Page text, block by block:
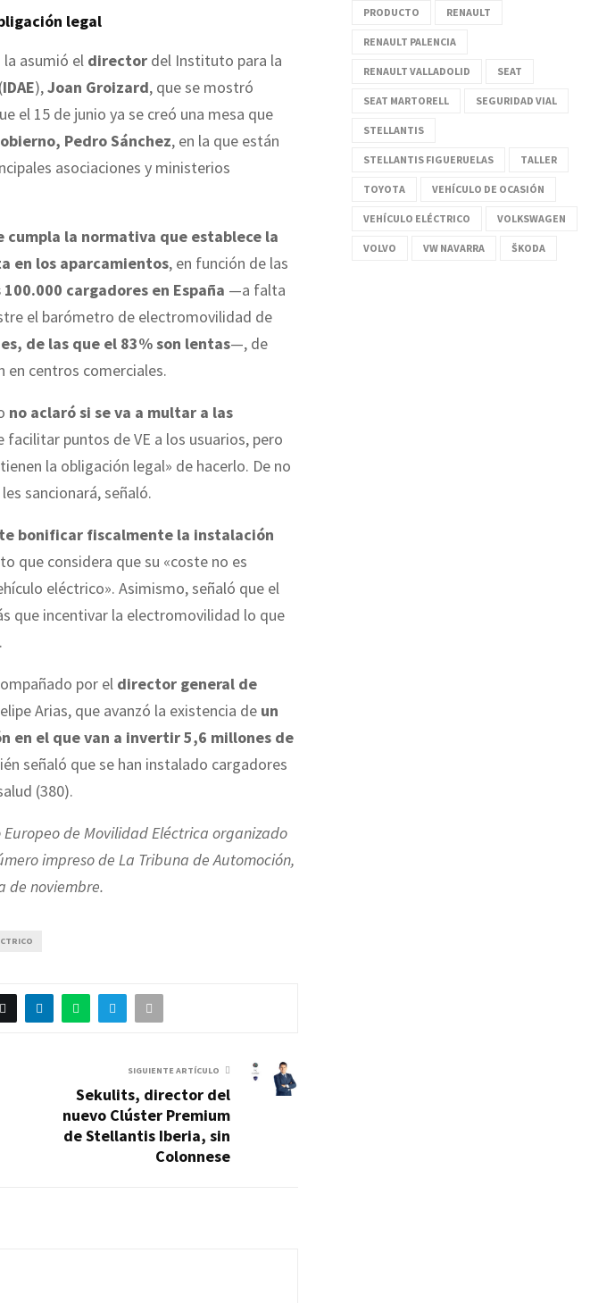
legal
asumió el director del Instituto para la
IDAE),Joan Groizard, que se mostró
el 15 de junio ya se creó una mesa que
Pedro Sánchez, en la que están
asociaciones y ministerios
cumpla la normativa que establece la
en los aparcamientos, en función de las
cargadores en España —a falta
el barómetro de electromovilidad de
de las que el 83% son lentas—, de
en centros comerciales.
no aclaró si se va a multar a las
facilitar puntos de VE a los usuarios, pero
la obligación legal» de hacerlo. De no
sancionará, señaló.
bonificar fiscalmente la instalación
que considera que su «coste no es
eléctrico». Asimismo, señaló que el
que incentivar la electromovilidad lo que
por el director general de
Arias, que avanzó la existencia de un
en el que van a invertir 5,6 millones de
señaló que se han instalado cargadores
(380).
de Movilidad Eléctrica organizado
impreso de La Tribuna de Automoción,
de noviembre.
SIGUIENTE ARTÍCULO
Sekulits, director del
nuevo Clúster Premium
de Stellantis Iberia, sin
Colonnese
PRODUCTO RENAULT
RENAULT PALENCIA
RENAULT VALLADOLID SEAT
SEAT MARTORELL SEGURIDAD VIAL
STELLANTIS
STELLANTIS FIGUERUELAS TALLER
TOYOTA VEHÍCULO DE OCASIÓN
VEHÍCULO ELÉCTRICO VOLKSWAGEN
VOLVO VW NAVARRA ŠKODA